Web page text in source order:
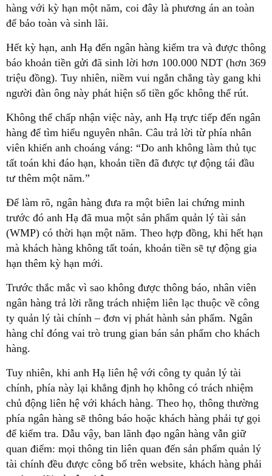
hàng với kỳ hạn một năm, coi đây là phương án an toàn
để bảo toàn và sinh lãi.
Hết kỳ hạn, anh Hạ đến ngân hàng kiểm tra và được thông
báo khoản tiền gửi đã sinh lời hơn 100.000 NDT (hơn 369
triệu đồng). Tuy nhiên, niềm vui ngắn chẳng tày gang khi
người đàn ông này phát hiện số tiền gốc không thể rút.
Không thể chấp nhận việc này, anh Hạ trực tiếp đến ngân
hàng để tìm hiểu nguyên nhân. Câu trả lời từ phía nhân
viên khiến anh choáng váng: “Do anh không làm thủ tục
tất toán khi đáo hạn, khoản tiền đã được tự động tái đầu
tư thêm một năm.”
Để làm rõ, ngân hàng đưa ra một biên lai chứng minh
trước đó anh Hạ đã mua một sản phẩm quản lý tài sản
(WMP) có thời hạn một năm. Theo hợp đồng, khi hết hạn
mà khách hàng không tất toán, khoản tiền sẽ tự động gia
hạn thêm kỳ hạn mới.
Trước thắc mắc vì sao không được thông báo, nhân viên
ngân hàng trả lời rằng trách nhiệm liên lạc thuộc về công
ty quản lý tài chính – đơn vị phát hành sản phẩm. Ngân
hàng chỉ đóng vai trò trung gian bán sản phẩm cho khách
hàng.
Tuy nhiên, khi anh Hạ liên hệ với công ty quản lý tài
chính, phía này lại khẳng định họ không có trách nhiệm
chủ động liên hệ với khách hàng. Theo họ, thông thường
phía ngân hàng sẽ thông báo hoặc khách hàng phải tự gọi
để kiểm tra. Dẫu vậy, ban lãnh đạo ngân hàng vẫn giữ
quan điểm: mọi thông tin liên quan đến sản phẩm quản lý
tài chính đều được công bố trên website, khách hàng phải